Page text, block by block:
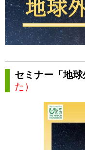
セミナー「地球
た）